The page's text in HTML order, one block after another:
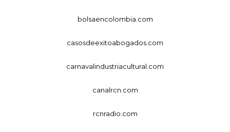
bolsaencolombia.com
casosdeexitoabogados.com
carnavalindustriacultural.com
canalrcn.com
rcnradio.com